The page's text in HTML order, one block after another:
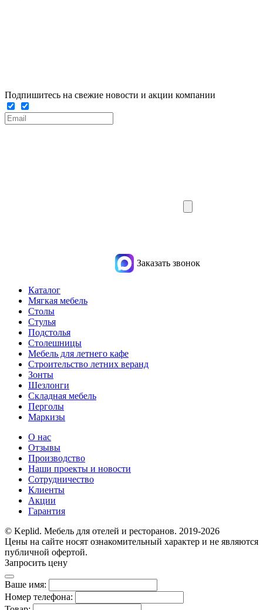
Подпишитесь на свежие новости и акции компании
Заказать звонок
Каталог
Мягкая мебель
Столы
Стулья
Подстолья
Столешницы
Мебель для летнего кафе
Строительство летних веранд
Зонты
Шезлонги
Складная мебель
Перголы
Маркизы
О нас
Отзывы
Производство
Наши проекты и новости
Сотрудничество
Клиенты
Акции
Гарантия
© Keplid. Мебель для отелей и ресторанов. 2019-2026
Цены на сайте носят ознакомительный характер и не являются
публичной офертой.
Запросить цену
Ваше имя:
Номер телефона: